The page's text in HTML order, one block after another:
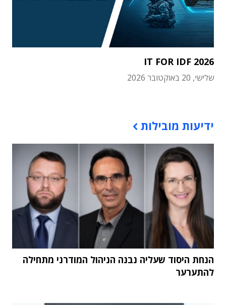
IT FOR IDF 2026
שלישי, 20 באוקטובר 2026
ידיעות מובילות
הנחת היסוד שעליה נבנה הניהול המודרני מתחילה
להתערער